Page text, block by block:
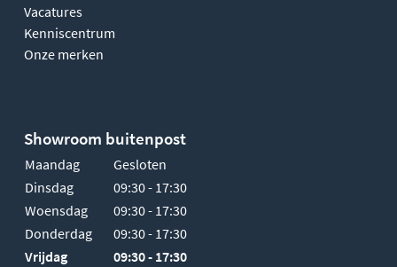
Vacatures
Kenniscentrum
Onze merken
Showroom buitenpost
Maandag
Gesloten
Dinsdag
09:30 - 17:30
Woensdag
09:30 - 17:30
Donderdag
09:30 - 17:30
Vrijdag
09:30 - 17:30